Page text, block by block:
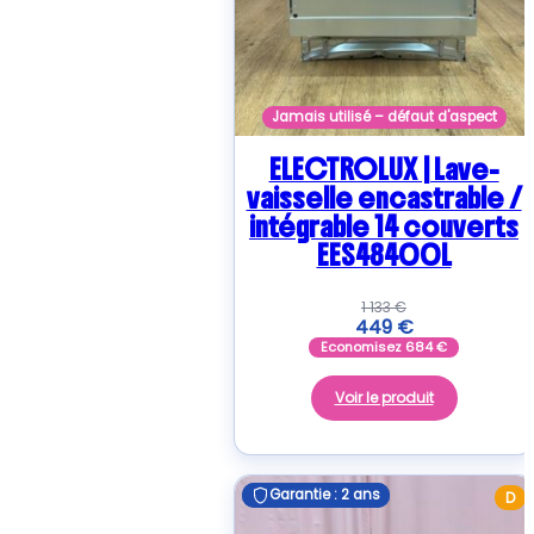
Jamais utilisé – défaut d'aspect
ELECTROLUX | Lave-
vaisselle encastrable /
intégrable 14 couverts
EES48400L
1 133€
449 €
Economisez 684€
Voir le produit
D
Garantie : 2 ans
Garantie : 2 ans